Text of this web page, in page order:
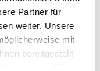
Partner für
weiter. Unsere
mit
bereitgestellt